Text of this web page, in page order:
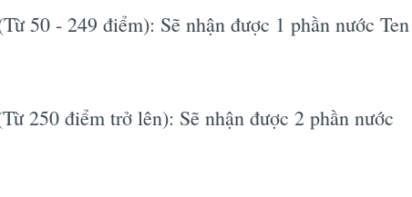
50 - 249 điểm): Sẽ nhận được 1 phần nước Ten
250 điểm trở lên): Sẽ nhận được 2 phần nước